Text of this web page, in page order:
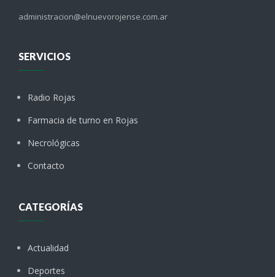
administracion@elnuevorojense.com.ar
SERVICIOS
Radio Rojas
Farmacia de turno en Rojas
Necrológicas
Contacto
CATEGORÍAS
Actualidad
Deportes